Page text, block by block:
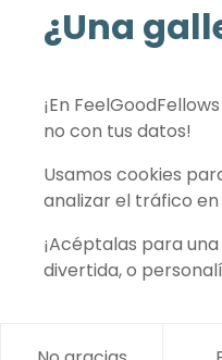
¿Una
¡En
no con tus datos!
Usamos cookies
analizar el tráfico
¡Acéptalas para
divertida, o
ContactoPolítica de
Preferencias de cookies